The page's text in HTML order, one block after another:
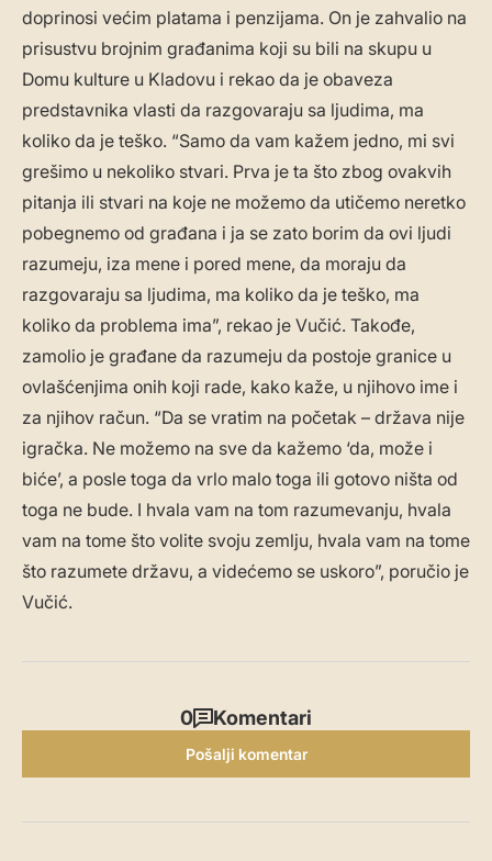
doprinosi većim platama i penzijama. On je zahvalio na
prisustvu brojnim građanima koji su bili na skupu u
Domu kulture u Kladovu i rekao da je obaveza
predstavnika vlasti da razgovaraju sa ljudima, ma
koliko da je teško. “Samo da vam kažem jedno, mi svi
grešimo u nekoliko stvari. Prva je ta što zbog ovakvih
pitanja ili stvari na koje ne možemo da utičemo neretko
pobegnemo od građana i ja se zato borim da ovi ljudi
razumeju, iza mene i pored mene, da moraju da
razgovaraju sa ljudima, ma koliko da je teško, ma
koliko da problema ima”, rekao je Vučić. Takođe,
zamolio je građane da razumeju da postoje granice u
ovlašćenjima onih koji rade, kako kaže, u njihovo ime i
za njihov račun. “Da se vratim na početak – država nije
igračka. Ne možemo na sve da kažemo ‘da, može i
biće’, a posle toga da vrlo malo toga ili gotovo ništa od
toga ne bude. I hvala vam na tom razumevanju, hvala
vam na tome što volite svoju zemlju, hvala vam na tome
što razumete državu, a videćemo se uskoro”, poručio je
Vučić.
0 Komentari
Pošalji komentar